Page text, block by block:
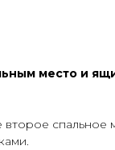
место и
спальное